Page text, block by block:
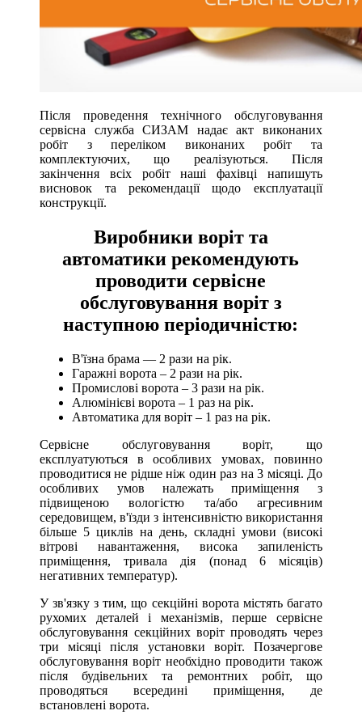
Після проведення технічного обслуговування
сервісна служба СИЗАМ надає акт виконаних
робіт з переліком виконаних робіт та
комплектуючих, що реалізуються. Після
закінчення всіх робіт наші фахівці напишуть
висновок та рекомендації щодо експлуатації
конструкції.
Виробники воріт та
автоматики рекомендують
проводити сервісне
обслуговування воріт з
наступною періодичністю:
В'їзна брама — 2 рази на рік.
Гаражні ворота – 2 рази на рік.
Промислові ворота – 3 рази на рік.
Алюмінієві ворота – 1 раз на рік.
Автоматика для воріт – 1 раз на рік.
Сервісне обслуговування воріт, що
експлуатуються в особливих умовах, повинно
проводитися не рідше ніж один раз на 3 місяці. До
особливих умов належать приміщення з
підвищеною вологістю та/або агресивним
середовищем, в'їзди з інтенсивністю використання
більше 5 циклів на день, складні умови (високі
вітрові навантаження, висока запиленість
приміщення, тривала дія (понад 6 місяців)
негативних температур).
У зв'язку з тим, що секційні ворота містять багато
рухомих деталей і механізмів, перше сервісне
обслуговування секційних воріт проводять через
три місяці після установки воріт. Позачергове
обслуговування воріт необхідно проводити також
після будівельних та ремонтних робіт, що
проводяться всередині приміщення, де
встановлені ворота.